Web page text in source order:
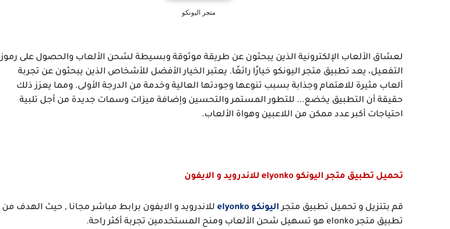
متجر اليونكو
لعشاق الألعاب الإلكترونية الذين يبحثون عن طريقة موثوقة وبسيطة لشحن الألعاب والحصول على رموز
التفعيل، يعد تطبيق متجر اليونكو خيارًا رائعًا. يعتبر الخيار الأفضل للأشخاص الذين يبحثون عن تجربة
ألعاب مثيرة للاهتمام وجذابة بسبب تنوعها وجودتها العالية وخدمة من الدرجة الأولى. ومما يعزز ذلك
حقيقة أن التطبيق يخضع... للتطور المستمر والتحسين وإضافة ميزات وسمات جديدة من أجل تلبية
احتياجات أكبر عدد ممكن من اللاعبين وهواة الألعاب.
تحميل تطبيق متجر اليونكو elyonko للاندرويد و الايفون
قم بتنزيل و تحميل تطبيق متجر اليونكو elyonko للاندرويد و الايفون برابط مباشر مجانا , حيث الهدف من
تطبيق متجرelonko هو تسهيل شحن الألعاب ومنح المستخدمين تجربة أكثر راحة.